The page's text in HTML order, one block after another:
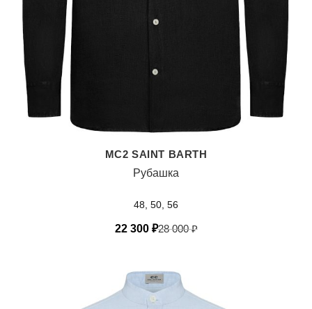
MC2 SAINT BARTH
Рубашка
48, 50, 56
22 300 ₽28 000₽